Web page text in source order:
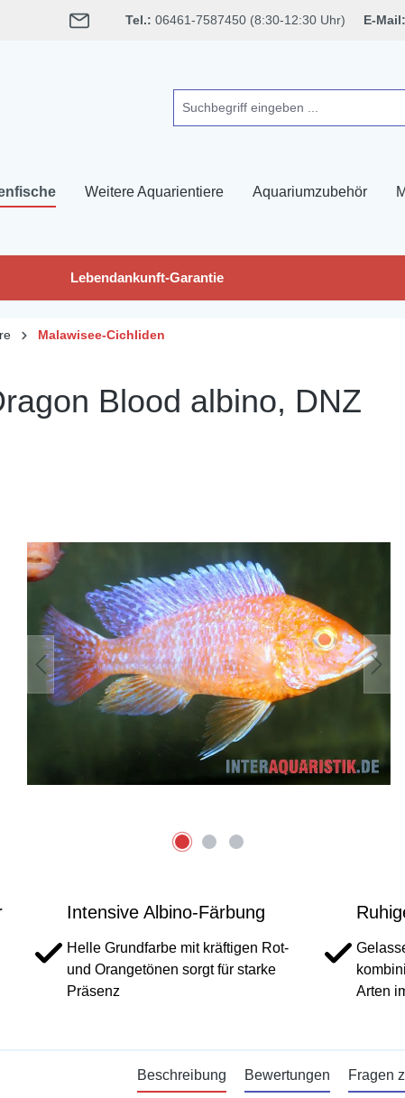
Tel.: 06461-7587450 (8:30-12:30 Uhr) E-Mail:
Weitere Aquarientiere Aquariumzubehör
Lebendankunft-Garantie
Malawisee-Cichliden
Blood albino, DNZ
Intensive Albino-Färbung
Helle Grundfarbe mit kräftigen Rot-
und Orangetönen sorgt für starke
Präsenz
Arten
Beschreibung Bewertungen Fragen